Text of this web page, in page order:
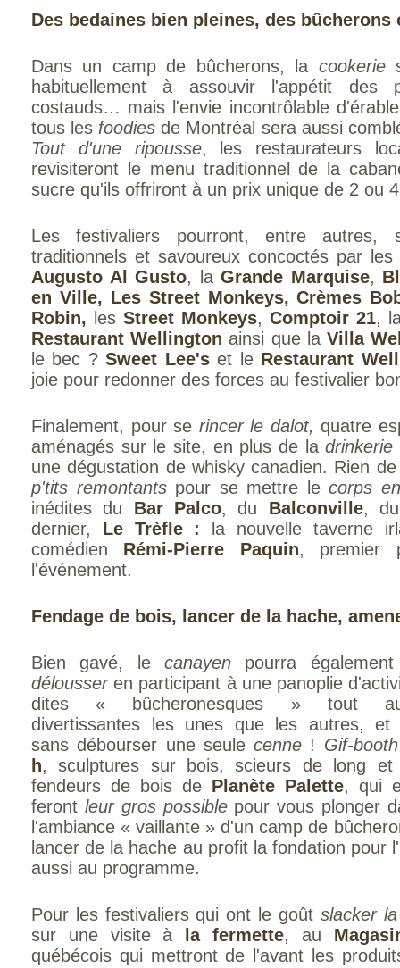
Des bedaines bien pleines, des bûcherons
Dans un camp de bûcherons, la cookerie
habituellement à assouvir l'appétit des
costauds… mais l'envie incontrôlable
tous les foodiesde Montréal sera aussi
Tout d'une ripousse, les restaurateurs
revisiteront le menu traditionnel de la
sucre qu'ils offriront à un prix unique de 2 ou
Les festivaliers pourront, entre autres,
traditionnels et savoureux concoctés par
Augusto Al Gusto, laGrande Marquise,
en Ville, Les Street Monkeys, Crèmes
Robin, les Street Monkeys, Comptoir 21,
Restaurant Wellington ainsi que laVilla
le bec ?Sweet Lee'set le Restaurant
joie pour redonner des forces au festivalier
Finalement, pour se rincer le dalot, quatre
aménagés sur le site, en plus de ladrinkerie
une dégustation de whisky canadien. Rien
p'tits remontants pour se mettre lecorps
inédites du Bar Palco, du Balconville,
dernier, Le Trèfle :
la nouvelle taverne
comédien Rémi-Pierre Paquin, premier
l'événement.
Fendage de bois, lancer de la hache,
Bien gavé, le canayen pourra
délousseren participant à une panoplie
dites « bûcheronesques » tout
divertissantes les unes que les autres, et
sans débourser une seulecenne ! Gif-booth
h, sculptures sur bois, scieurs de long et
fendeurs de bois de Planète Palette, qui
feront leur gros possiblepour vous plonger
l'ambiance « vaillante » d'un camp de
lancer de la hache au profit la fondation pour
aussi au programme.
Pour les festivaliers qui ont le goût slacker
sur une visite à
la fermette, au
québécois qui mettront de l'avant les